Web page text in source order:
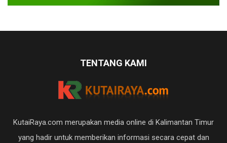
TENTANG KAMI
KutaiRaya.com merupakan media online di Kalimantan Timur
yang hadir untuk memberikan informasi secara cepat dan